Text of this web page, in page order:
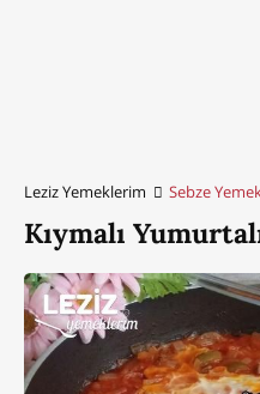
Leziz Yemeklerim Sebze
Kıymalı